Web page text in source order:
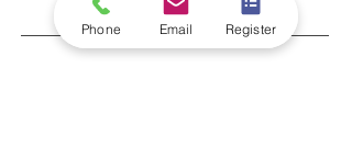
Phone Email Register